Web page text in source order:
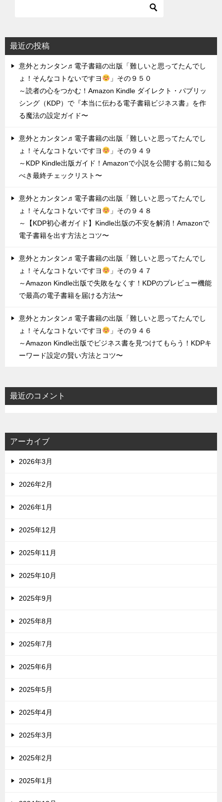
最近の投稿
意外とカンタン♬電子書籍の出版「難しいと思ってたんでし
ょ！そんなコトないですヨ
」その９５０
～読者の心をつかむ！Amazon Kindle ダイレクト・パブリッ
シング（KDP）で『本当に伝わる電子書籍ビジネス書』を作
る魔法の設定ガイド〜
意外とカンタン♬電子書籍の出版「難しいと思ってたんでし
ょ！そんなコトないですヨ
」その９４９
～KDP Kindle出版ガイド！Amazonで小説を公開する前に知る
べき最終チェックリスト〜
意外とカンタン♬電子書籍の出版「難しいと思ってたんでし
ょ！そんなコトないですヨ
」その９４８
～【KDP初心者ガイド】Kindle出版の不安を解消！Amazonで
電子書籍を出す方法とコツ〜
意外とカンタン♬電子書籍の出版「難しいと思ってたんでし
ょ！そんなコトないですヨ
」その９４７
～Amazon Kindle出版で失敗をなくす！KDPのプレビュー機能
で最高の電子書籍を届ける方法〜
意外とカンタン♬電子書籍の出版「難しいと思ってたんでし
ょ！そんなコトないですヨ
」その９４６
～Amazon Kindle出版でビジネス書を見つけてもらう！KDPキ
ーワード設定の賢い方法とコツ〜
最近のコメント
アーカイブ
2026年3月
2026年2月
2026年1月
2025年12月
2025年11月
2025年10月
2025年9月
2025年8月
2025年7月
2025年6月
2025年5月
2025年4月
2025年3月
2025年2月
2025年1月